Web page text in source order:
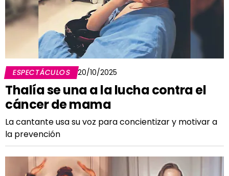
ESPECTÁCULOS 20/10/2025
Thalía se una a la lucha contra el
cáncer de mama
La cantante usa su voz para concientizar y motivar a
la prevención